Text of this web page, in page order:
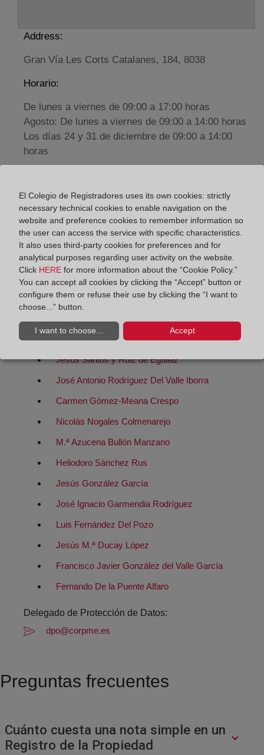
Address:
Gran Vía Les Corts Catalanes, 184, 8038
Horario:
De lunes a viernes de 09:00 a 17:00 horas
Agosto: De lunes a viernes de 09:00 a 14:00 horas
Los días 24 y 31 de diciembre de 09:00 a 14:00
horas
93 508 14 44
barcelona@registromercantil.org
Datos del Registrador:
M.ª Dolores Fernández Ibañez
M.ª Mercedes Barco Vara
José Luis San Roman Ferreiro
Luis De Sanmillán y Farnos
Jesús Santos y Ruiz de Eguilaz
José Antonio Rodríguez Del Valle Iborra
Carmen Gómez-Meana Crespo
Nicolás Nogales Colmenarejo
M.ª Azucena Bullón Manzano
Heliodoro Sánchez Rus
Jesús González García
José Ignacio Garmendia Rodríguez
Luis Fernández Del Pozo
Jesús M.ª Ducay López
Francisco Javier González del Valle García
Fernando De la Puente Alfaro
Delegado de Protección de Datos:
dpo@corpme.es
Preguntas frecuentes
Cuánto cuesta una nota simple en un
Registro de la Propiedad
El Colegio de Registradores uses its own cookies: strictly
necessary technical cookies to enable navigation on the
website and preference cookies to remember information so
the user can access the service with specific characteristics.
It also uses third-party cookies for preferences and for
analytical purposes regarding user activity on the website.
Click HERE for more information about the “Cookie Policy.”
You can accept all cookies by clicking the “Accept” button or
configure them or refuse their use by clicking the “I want to
choose...” button.
I want to choose... Accept